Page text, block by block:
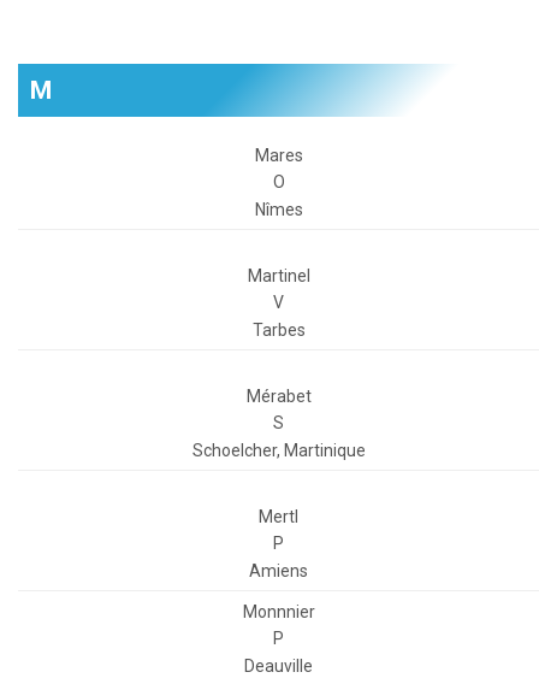
M
Mares
O
Nîmes
Martinel
V
Tarbes
Mérabet
S
Schoelcher, Martinique
Mertl
P
Amiens
Monnnier
P
Deauville